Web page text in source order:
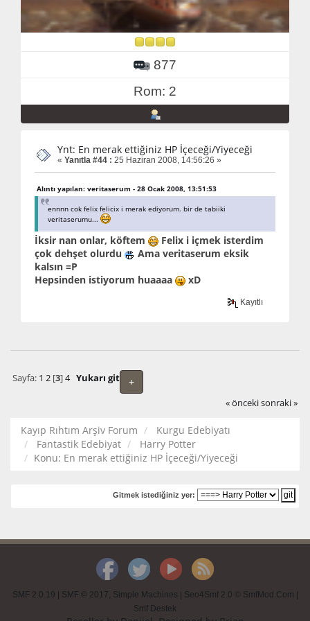
877
Rom: 2
Ynt: En merak ettiğiniz HP İçeceği/Yiyeceği
« Yanıtla #44 : 25 Haziran 2008, 14:56:26 »
Alıntı yapılan: veritaserum - 28 Ocak 2008, 13:51:53
ennnn cok felix felicix i merak ediyorum. bir de tabiiki
veritaserumu...
İksir nan onlar, köftem
Felix i içmek isterdim
çok dehşet olurdu
Ama veritaserum eksik
kalsın =P
Hepsinden istiyorum huaaaa
xD
Kayıtlı
+
Sayfa: 1 2[3]4 Yukarı git
« önceki sonraki »
Kayıp Rıhtım Arşiv Forum
Kurgu Edebiyatı
Fantastik Edebiyat
Harry Potter
Konu: En merak ettiğiniz HP İçeceği/Yiyeceği
Gitmek istediğiniz yer:
SMF 2.0.19 SMF © 2017, Simple Machines Seo4Smf 2.0 © SmfMod.Com
Smf Destek